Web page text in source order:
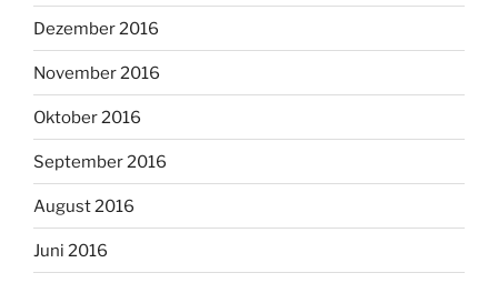
Dezember 2016
November 2016
Oktober 2016
September 2016
August 2016
Juni 2016